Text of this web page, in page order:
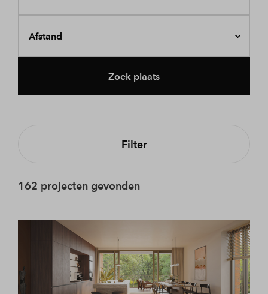
Afstand
Zoek plaats
Filter
162 projecten gevonden